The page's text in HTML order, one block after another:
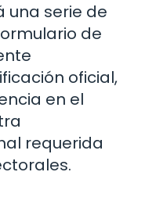
una serie de
de
oficial,
en el
requerida